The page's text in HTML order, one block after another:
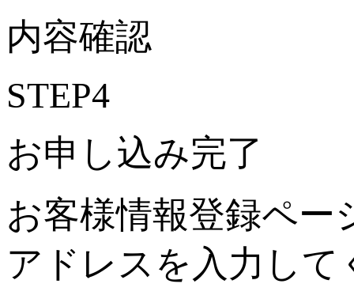
内容確認
STEP4
お申し込み完了
お客様情報登録ペー
アドレスを入力して